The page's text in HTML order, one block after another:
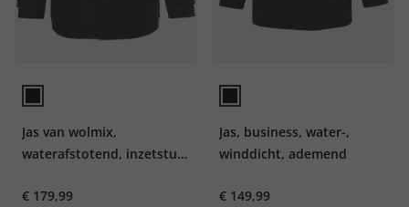
Jas van wolmix,
waterafstotend, inzetstuk
opstaande kraag
€ 179,99
Jas, business, water-,
winddicht, ademend
€ 149,99